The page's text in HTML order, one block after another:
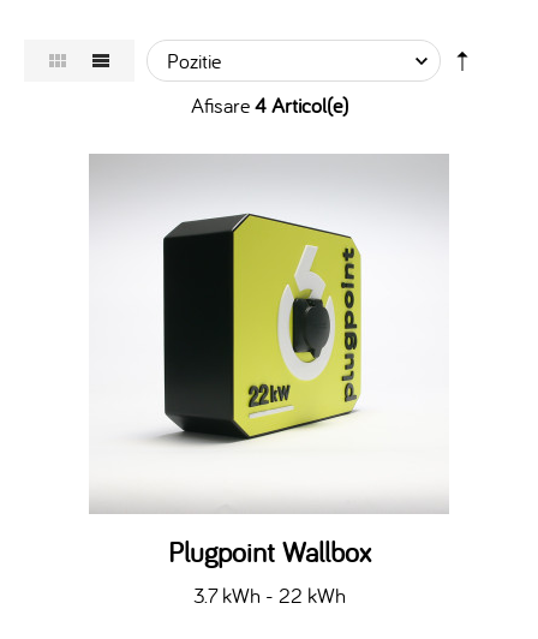
Afisare4 Articol(e)
Plugpoint Wallbox
3.7 kWh - 22 kWh